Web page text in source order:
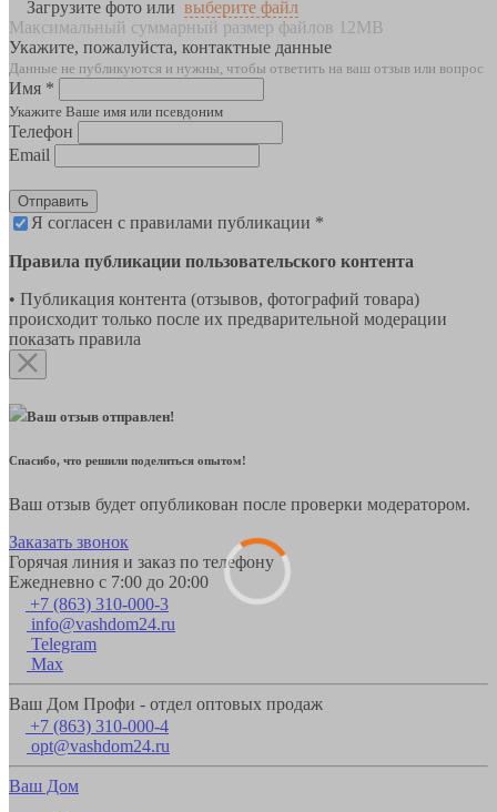
Загрузите фото или выберите файл
Максимальный суммарный размер файлов 12MB
Укажите, пожалуйста, контактные данные
Данные не публикуются и нужны, чтобы ответить на ваш отзыв или вопрос
Имя *
Укажите Ваше имя или псевдоним
Телефон
Email
Отправить
Я согласен с правилами публикации *
Правила публикации пользовательского контента
• Публикация контента (отзывов, фотографий товара)
происходит только после их предварительной модерации
показать правила
Ваш отзыв отправлен!
Спасибо, что решили поделиться опытом!
Ваш отзыв будет опубликован после проверки модератором.
Заказать звонок
Горячая линия и заказ по телефону
Ежедневно с 7:00 до 20:00
+7 (863) 310-000-3
info@vashdom24.ru
Telegram
Max
Ваш Дом Профи - отдел оптовых продаж
+7 (863) 310-000-4
opt@vashdom24.ru
Ваш Дом